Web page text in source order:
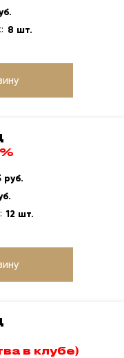
8 шт.
руб.
12 шт.
в клубе)